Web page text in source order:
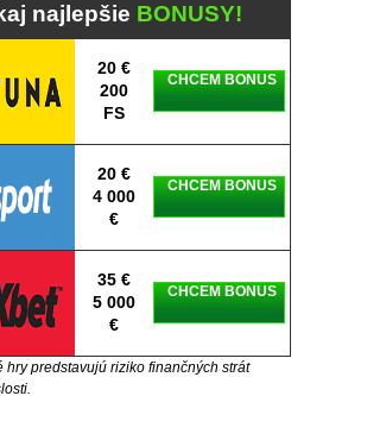
najlepšie BONUSY!
20 €
200
FS
CHCEM BONUS
20 €
4 000
€
CHCEM BONUS
35 €
5 000
€
CHCEM BONUS
hry predstavujú riziko finančných strát